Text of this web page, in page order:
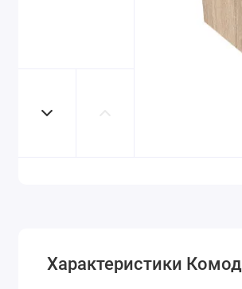
Характеристики